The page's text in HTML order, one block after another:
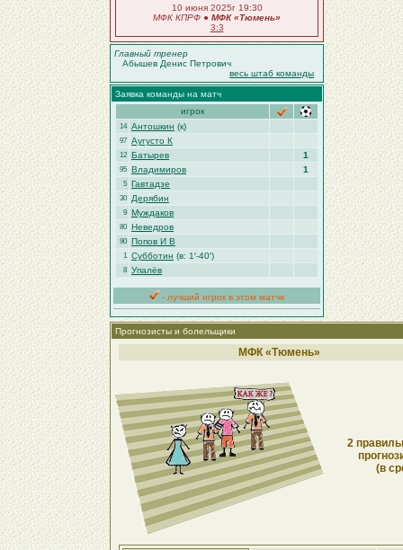
10 июня 2025г 19:30
МФК КПРФ ● МФК «Тюмень»
3:3
Главный тренер
Абышев Денис Петрович
весь штаб команды
Заявка команды на матч
игрок
14 Антошкин (к)
97 Аугусто К
12 Батырев 1
95 Владимиров 1
5 Гавтадзе
30 Дерябин
9 Муждаков
80 Неведров
90 Попов И В
1 Субботин (в: 1′-40′)
8 Упалёв
- лучший игрок в этом матче
Прогнозисты и болельщики
МФК «Тюмень»
2
(в